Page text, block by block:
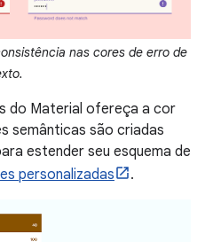
nas cores de erro de
do Material ofereça a cor
semânticas são criadas
estender seu esquema de
personalizadas .